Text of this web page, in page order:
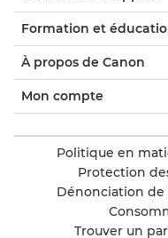
Formation et
À propos de Canon
Mon compte
Politique en
Protection
Dénonciation de
Trouver un